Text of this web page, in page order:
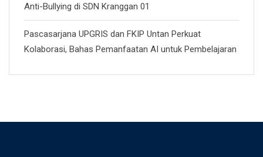
Anti-Bullying di SDN Kranggan 01
Pascasarjana UPGRIS dan FKIP Untan Perkuat
Kolaborasi, Bahas Pemanfaatan AI untuk Pembelajaran